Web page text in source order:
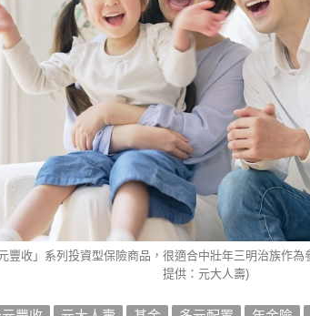
豐收」系列投資型保險商品，很適合中壯年三明治族作
提供：元大人壽)